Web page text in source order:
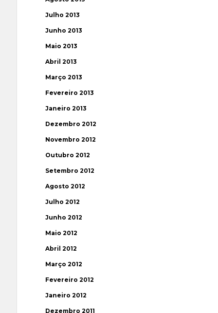
Julho 2013
Junho 2013
Maio 2013
Abril 2013
Março 2013
Fevereiro 2013
Janeiro 2013
Dezembro 2012
Novembro 2012
Outubro 2012
Setembro 2012
Agosto 2012
Julho 2012
Junho 2012
Maio 2012
Abril 2012
Março 2012
Fevereiro 2012
Janeiro 2012
Dezembro 2011